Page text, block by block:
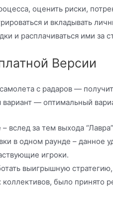
оценить риски,
и вкладывать
и расплачиваться ими за
Версии
с радаров —
— оптимальный
вслед за тем выхода
в одном раунде – данное
игроки.
выигрышную
было принято